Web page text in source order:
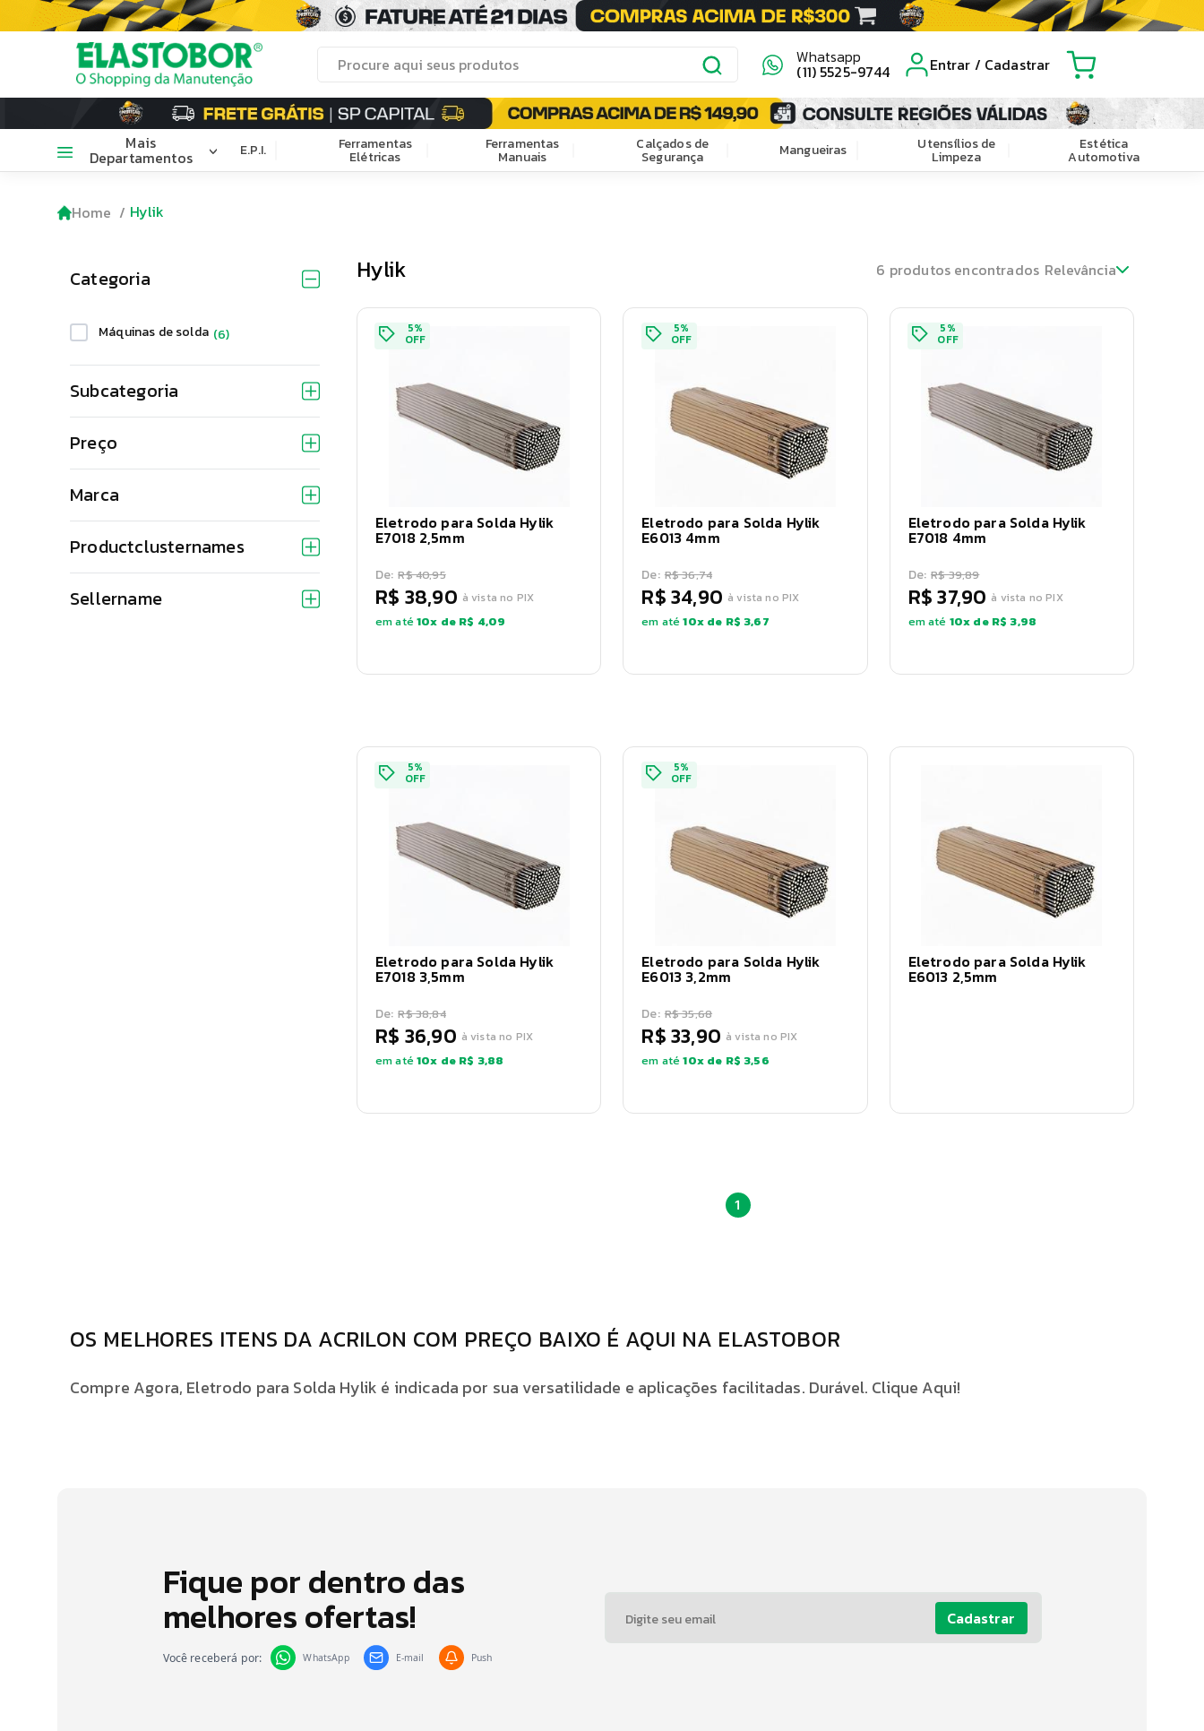
Whatsapp
(11) 5525-9744 Entrar / Cadastrar
Mais
Departamentos E.P.I. Ferramentas
Elétricas
Ferramentas
Manuais
Calçados de
Segurança Mangueiras Utensílios de
Limpeza
Estética
Automotiva
Home Hylik
Categoria
Máquinas de solda (6)
Subcategoria
Preço
Marca
Productclusternames
Sellername
Hylik 6 produtos encontrados Relevância
Eletrodo para Solda Hylik
E7018 2,5mm
De: R$ 40,95
R$ 38,90 à vista no PIX
em até10x de R$ 4,09
5%
OFF
Eletrodo para Solda Hylik
E6013 4mm
De: R$ 36,74
R$ 34,90 à vista no PIX
em até10x de R$ 3,67
5%
OFF
Eletrodo para Solda Hylik
E7018 4mm
De: R$ 39,89
R$ 37,90 à vista no PIX
em até 10x de R$ 3,98
5%
OFF
Eletrodo para Solda Hylik
E7018 3,5mm
De: R$ 38,84
R$ 36,90 à vista no PIX
em até10x de R$ 3,88
5%
OFF
Eletrodo para Solda Hylik
E6013 3,2mm
De: R$ 35,68
R$ 33,90 à vista no PIX
em até10x de R$ 3,56
5%
OFF
Eletrodo para Solda Hylik
E6013 2,5mm
1
OS MELHORES ITENS DA ACRILON COM PREÇO BAIXO É AQUI NA ELASTOBOR
Compre Agora, Eletrodo para Solda Hylik é indicada por sua versatilidade e aplicações facilitadas. Durável. Clique Aqui!
Fique por dentro das
melhores ofertas!
Você receberá por: WhatsApp E-mail Push
Cadastrar